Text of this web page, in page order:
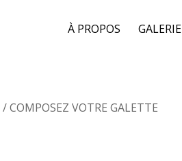
À PROPOS GALERIE
/ COMPOSEZ VOTRE GALETTE